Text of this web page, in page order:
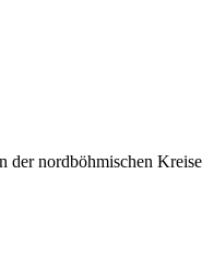
nordböhmischen